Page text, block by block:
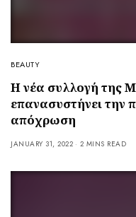
BEAUTY
Η νέα συλλογή της
επανασυστήνει την
απόχρωση
JANUARY 31, 2022 2 MINS READ